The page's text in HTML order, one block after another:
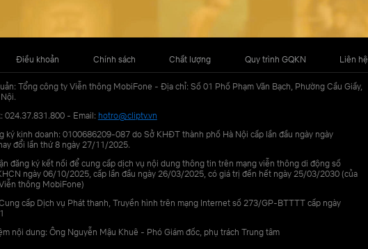
Điều khoản Chính sách Chất lượng Quy trình GQKN Liên hệ
Tổng công ty Viễn thông MobiFone - Địa chỉ: Số 01 Phố Phạm Văn Bạch, Phường Cầu Giấy,
024.37.831.800 - Email: hotro@cliptv.vn
ký kinh doanh: 0100686209-087 do Sở KHĐT thành phố Hà Nội cấp lần đầu ngày ngày
đổi lần thứ 8 ngày 27/11/2025.
đăng ký kết nối để cung cấp dịch vụ nội dung thông tin trên mạng viễn thông di động số
ngày 06/10/2025, cấp lần đầu ngày 26/03/2025, có giá trị đến hết ngày 25/03/2030 (của
thông MobiFone)
cấp Dịch vụ Phát thanh, Truyền hình trên mạng Internet số 273/GP-BTTTT cấp ngày
nội dung: Ông Nguyễn Mậu Khuê - Phó Giám đốc, phụ trách Trung tâm